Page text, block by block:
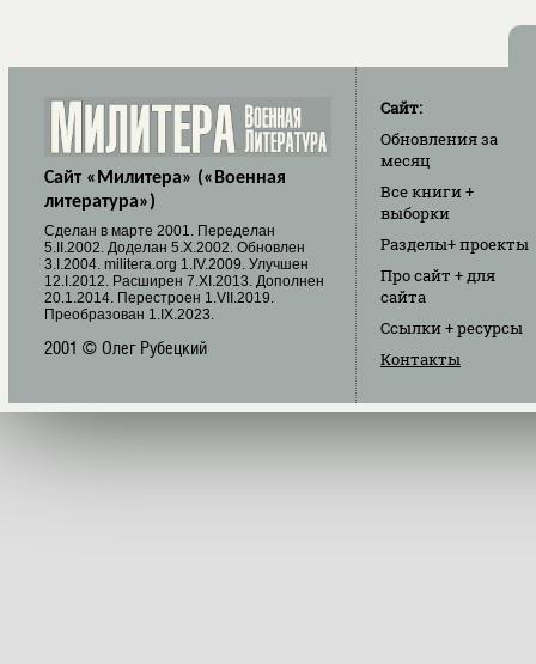
Сайт «Милитера» («Военная
литература»)
Cделан в марте 2001. Переделан
5.II.2002. Доделан 5.X.2002. Обновлен
3.I.2004. militera.org 1.IV.2009. Улучшен
12.I.2012. Расширен 7.XI.2013. Дополнен
20.1.2014. Перестроен 1.VII.2019.
Преобразован 1.IX.2023.
2001 © Олег Рубецкий
Сайт:
Обновленияза
месяц
Все книги+
выборки
Разделы+ проекты
Про сайт + для
сайта
Ссылки+ ресурсы
Контакты